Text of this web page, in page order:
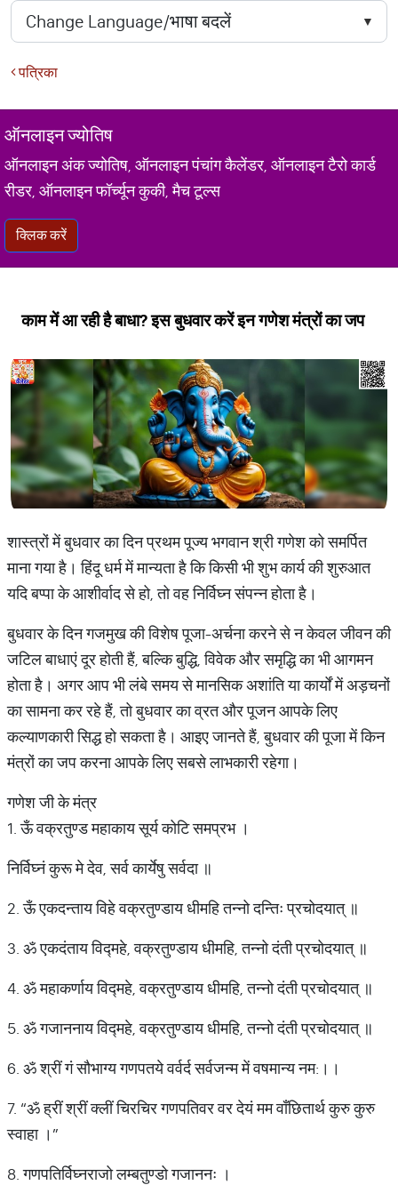
पत्रिका
ऑनलाइन ज्योतिष
ऑनलाइन अंक ज्योतिष, ऑनलाइन पंचांग कैलेंडर, ऑनलाइन टैरो कार्ड
रीडर, ऑनलाइन फॉर्च्यून कुकी, मैच टूल्स
क्लिक करें
काम में आ रही है बाधा? इस बुधवार करें इन गणेश मंत्रों का जप
शास्त्रों में बुधवार का दिन प्रथम पूज्य भगवान श्री गणेश को समर्पित
माना गया है। हिंदू धर्म में मान्यता है कि किसी भी शुभ कार्य की शुरुआत
यदि बप्पा के आशीर्वाद से हो, तो वह निर्विघ्न संपन्न होता है।
बुधवार के दिन गजमुख की विशेष पूजा-अर्चना करने से न केवल जीवन की
जटिल बाधाएं दूर होती हैं, बल्कि बुद्धि, विवेक और समृद्धि का भी आगमन
होता है। अगर आप भी लंबे समय से मानसिक अशांति या कार्यों में अड़चनों
का सामना कर रहे हैं, तो बुधवार का व्रत और पूजन आपके लिए
कल्याणकारी सिद्ध हो सकता है। आइए जानते हैं, बुधवार की पूजा में किन
मंत्रों का जप करना आपके लिए सबसे लाभकारी रहेगा।
गणेश जी के मंत्र
1. ऊँ वक्रतुण्ड महाकाय सूर्य कोटि समप्रभ ।
निर्विघ्नं कुरू मे देव, सर्व कार्येषु सर्वदा ॥
2. ऊँ एकदन्ताय विहे वक्रतुण्डाय धीमहि तन्नो दन्तिः प्रचोदयात् ॥
3. ॐ एकदंताय विद्महे, वक्रतुण्डाय धीमहि, तन्नो दंती प्रचोदयात् ॥
4. ॐ महाकर्णाय विद्महे, वक्रतुण्डाय धीमहि, तन्नो दंती प्रचोदयात् ॥
5. ॐ गजाननाय विद्महे, वक्रतुण्डाय धीमहि, तन्नो दंती प्रचोदयात् ॥
6. ॐ श्रीं गं सौभाग्य गणपतये वर्वर्द सर्वजन्म में वषमान्य नम:।।
7. “ॐ ह्रीं श्रीं क्लीं चिरचिर गणपतिवर वर देयं मम वाँछितार्थ कुरु कुरु
स्वाहा ।”
8. गणपतिर्विघ्नराजो लम्बतुण्डो गजाननः ।